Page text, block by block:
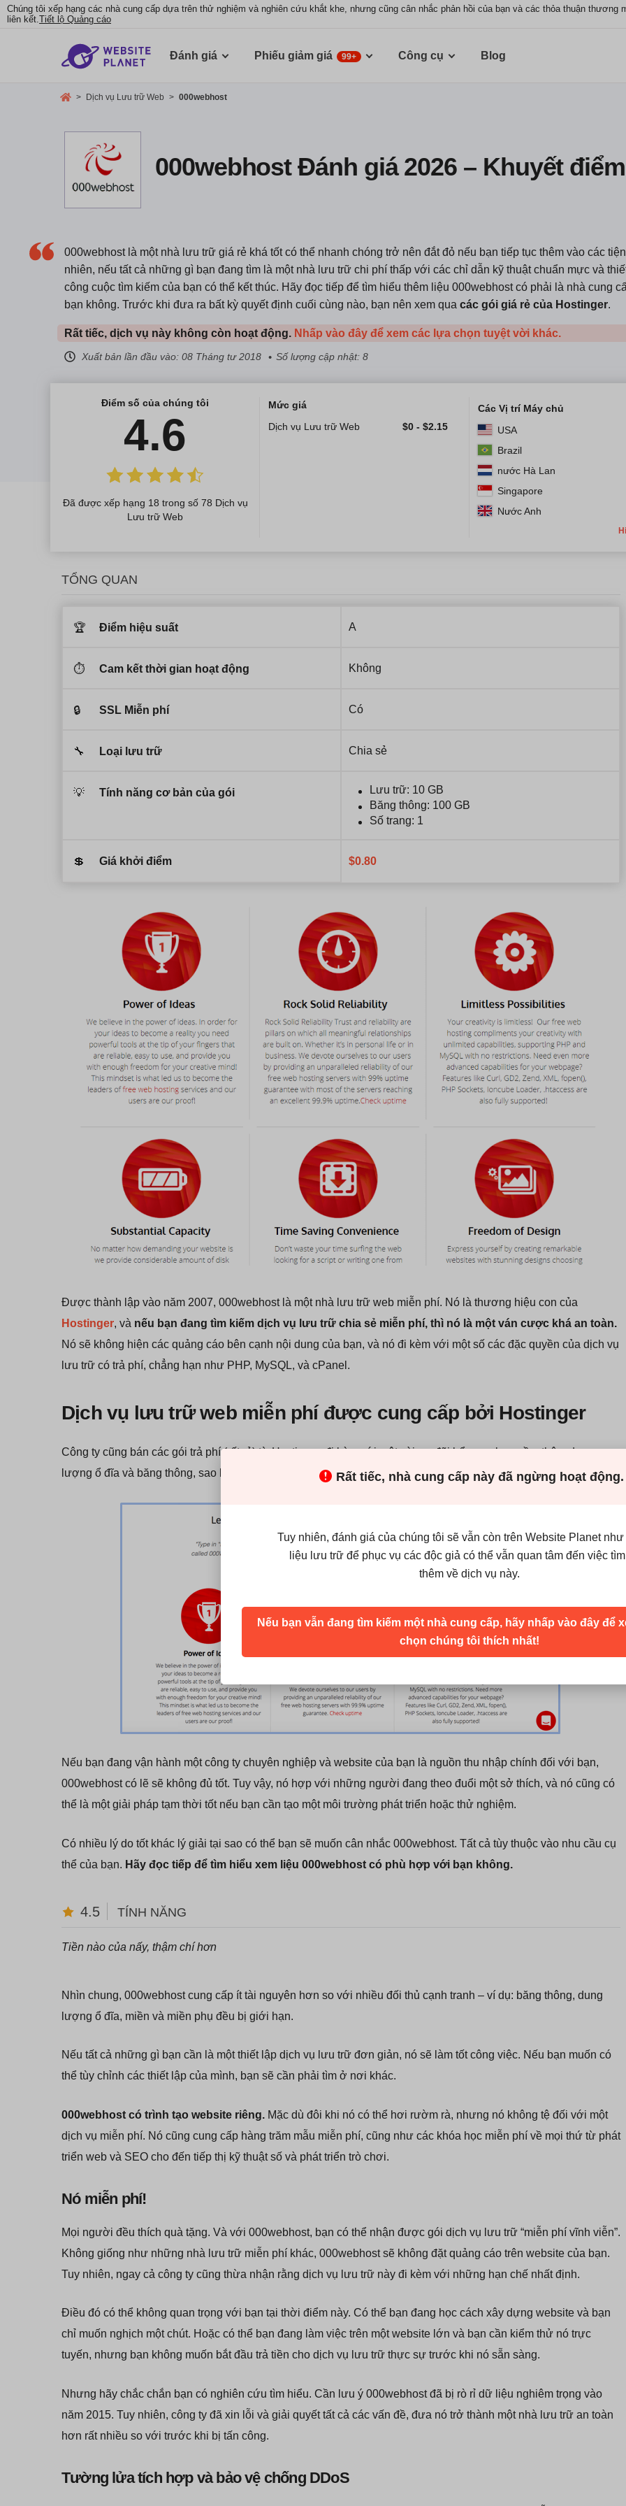
Chúng tôi xếp hạng các nhà cung cấp dựa trên thử nghiệm và nghiên cứu khắt khe, nhưng cũng cân nhắc phản hồi của bạn và các thỏa thuận
liên kết.Tiết lộ Quảng cáo
Đánh giá Phiếu giảm giá 99+ Công cụ Blog
> Dịch vụ Lưu trữ Web > 000webhost
000webhost Đánh giá 2026 – Khuyết
000webhost là một nhà lưu trữ giá rẻ khá tốt có thể nhanh chóng trở nên đắt đỏ nếu bạn tiếp tục thêm vào các
nhiên, nếu tất cả những gì bạn đang tìm là một nhà lưu trữ chi phí thấp với các chỉ dẫn kỹ thuật chuẩn mực và
công cuộc tìm kiếm của bạn có thể kết thúc. Hãy đọc tiếp để tìm hiểu thêm liệu 000webhost có phải là nhà cung
bạn không. Trước khi đưa ra bất kỳ quyết định cuối cùng nào, bạn nên xem qua các gói giá rẻ của Hostinger.
Rất tiếc, dịch vụ này không còn hoạt động. Nhấp vào đây để xem các lựa chọn tuyệt vời khác.
Xuất bản lần đầu vào: 08 Tháng tư 2018 Số lượng cập nhật: 8
Điểm số của chúng tôi
4.6
Đã được xếp hạng 18 trong số 78 Dịch vụ
Lưu trữ Web
Mức giá
Dịch vụ Lưu trữ Web
$0 - $2.15
Các Vị trí Máy chủ
USA
Brazil
nước Hà Lan
Singapore
Nước Anh
TỔNG QUAN
🏆 Điểm hiệu suất A
⏱️ Cam kết thời gian hoạt động Không
🔒 SSL Miễn phí Có
🔧 Loại lưu trữ Chia sẻ
💡 Tính năng cơ bản của gói
Lưu trữ: 10 GB
Băng thông: 100 GB
Số trang: 1
💲 Giá khởi điểm $0.80
Được thành lập vào năm 2007, 000webhost là một nhà lưu trữ web miễn phí. Nó là thương hiệu con của
Hostinger, và nếu bạn đang tìm kiếm dịch vụ lưu trữ chia sẻ miễn phí, thì nó là một ván cược khá an toàn.
Nó sẽ không hiện các quảng cáo bên cạnh nội dung của bạn, và nó đi kèm với một số các đặc quyền của dịch vụ
lưu trữ có trả phí, chẳng hạn như PHP, MySQL, và cPanel.
Dịch vụ lưu trữ web miễn phí được cung cấp bởi Hostinger
Công ty cũng bán các gói trả phí (rất rẻ) từ Hostinger, đi kèm với một vài ưu đãi bổ sung bao gồm thêm dung
lượng ổ đĩa và băng thông, sao lưu hàng tuần và hỗ trợ mở rộng.
Nếu bạn đang vận hành một công ty chuyên nghiệp và website của bạn là nguồn thu nhập chính đối với bạn,
000webhost có lẽ sẽ không đủ tốt. Tuy vậy, nó hợp với những người đang theo đuổi một sở thích, và nó cũng có
thể là một giải pháp tạm thời tốt nếu bạn cần tạo một môi trường phát triển hoặc thử nghiệm.
Có nhiều lý do tốt khác lý giải tại sao có thể bạn sẽ muốn cân nhắc 000webhost. Tất cả tùy thuộc vào nhu cầu cụ
thể của bạn. Hãy đọc tiếp để tìm hiểu xem liệu 000webhost có phù hợp với bạn không.
4.5 TÍNH NĂNG
Tiền nào của nấy, thậm chí hơn
Nhìn chung, 000webhost cung cấp ít tài nguyên hơn so với nhiều đối thủ cạnh tranh – ví dụ: băng thông, dung
lượng ổ đĩa, miền và miền phụ đều bị giới hạn.
Nếu tất cả những gì bạn cần là một thiết lập dịch vụ lưu trữ đơn giản, nó sẽ làm tốt công việc. Nếu bạn muốn có
thể tùy chỉnh các thiết lập của mình, bạn sẽ cần phải tìm ở nơi khác.
000webhost có trình tạo website riêng. Mặc dù đôi khi nó có thể hơi rườm rà, nhưng nó không tệ đối với một
dịch vụ miễn phí. Nó cũng cung cấp hàng trăm mẫu miễn phí, cũng như các khóa học miễn phí về mọi thứ từ phát
triển web và SEO cho đến tiếp thị kỹ thuật số và phát triển trò chơi.
Nó miễn phí!
Mọi người đều thích quà tặng. Và với 000webhost, bạn có thể nhận được gói dịch vụ lưu trữ “miễn phí vĩnh viễn”.
Không giống như những nhà lưu trữ miễn phí khác, 000webhost sẽ không đặt quảng cáo trên website của bạn.
Tuy nhiên, ngay cả công ty cũng thừa nhận rằng dịch vụ lưu trữ này đi kèm với những hạn chế nhất định.
Điều đó có thể không quan trọng với bạn tại thời điểm này. Có thể bạn đang học cách xây dựng website và bạn
chỉ muốn nghịch một chút. Hoặc có thể bạn đang làm việc trên một website lớn và bạn cần kiểm thử nó trực
tuyến, nhưng bạn không muốn bắt đầu trả tiền cho dịch vụ lưu trữ thực sự trước khi nó sẵn sàng.
Nhưng hãy chắc chắn bạn có nghiên cứu tìm hiểu. Cần lưu ý 000webhost đã bị rò rỉ dữ liệu nghiêm trọng vào
năm 2015. Tuy nhiên, công ty đã xin lỗi và giải quyết tất cả các vấn đề, đưa nó trở thành một nhà lưu trữ an toàn
hơn rất nhiều so với trước khi bị tấn công.
Tường lửa tích hợp và bảo vệ chống DDoS
Rất tiếc, nhà cung cấp này đã ngừng hoạt động.
Tuy nhiên, đánh giá của chúng tôi sẽ vẫn còn trên Website Planet
liệu lưu trữ để phục vụ các độc giả có thể vẫn quan tâm đến việc
thêm về dịch vụ này.
Nếu bạn vẫn đang tìm kiếm một nhà cung cấp, hãy nhấp vào đây để
chọn chúng tôi thích nhất!